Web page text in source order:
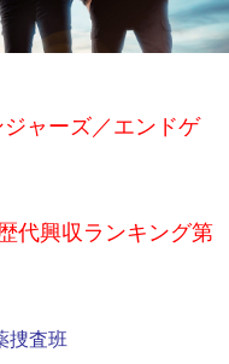
ャーズ／エンドゲ
代興収ランキング第
捜査班